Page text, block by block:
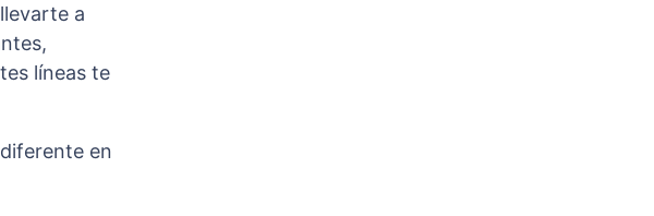
a
líneas te
en